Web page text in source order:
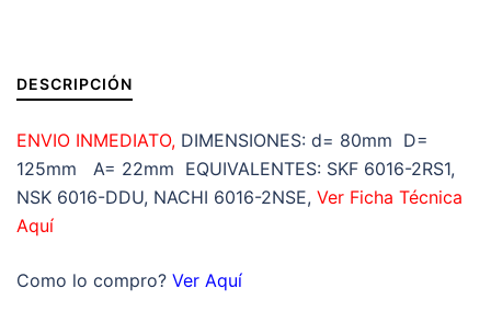
DESCRIPCIÓN
ENVIO INMEDIATO, DIMENSIONES: d= 80mm D=
125mm A= 22mm EQUIVALENTES: SKF 6016-2RS1,
NSK 6016-DDU, NACHI 6016-2NSE, Ver Ficha Técnica
Aquí
Como lo compro? Ver Aquí